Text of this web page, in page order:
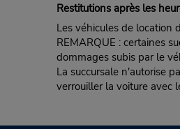
Restitutions après les
Les véhicules de location
REMARQUE : certaines
dommages subis par le
La succursale n'autorise
verrouiller la voiture avec